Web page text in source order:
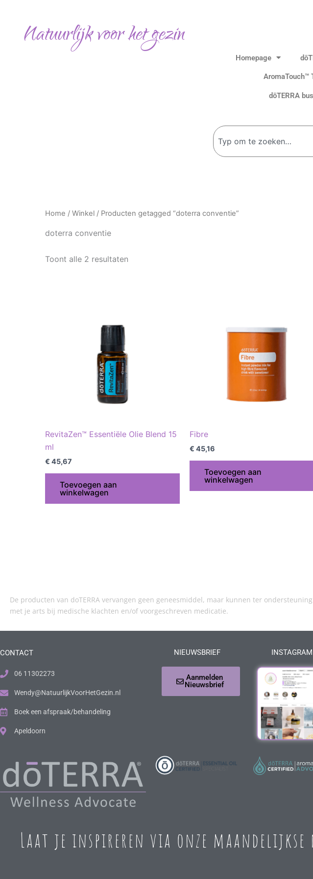
Natuurlijk voor het gezin
Homepage
AromaTouch™
dōTERRA
Zoeken
Home / Winkel / Producten getagged “doterra conventie”
doterra conventie
Toont alle 2 resultaten
RevitaZen™ Essentiële Olie Blend 15
ml
€ 45,67
Toevoegen aan
winkelwagen
Fibre
€ 45,16
Toevoegen aan
winkelwagen
De producten van doTERRA vervangen geen geneesmiddel, maar kunnen ter
met je arts bij medische klachten en/of voorgeschreven medicatie.
CONTACT
06 11302273
Wendy@NatuurlijkVoorHetGezin.nl
Boek een afspraak/behandeling
Apeldoorn
NIEUWSBRIEF
Aanmelden
Nieuwsbrief
INSTAGRAM
Laat je inspireren via onze